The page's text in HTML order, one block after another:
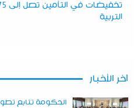
التربية
آخر الأخبار
الحكومة تتابع